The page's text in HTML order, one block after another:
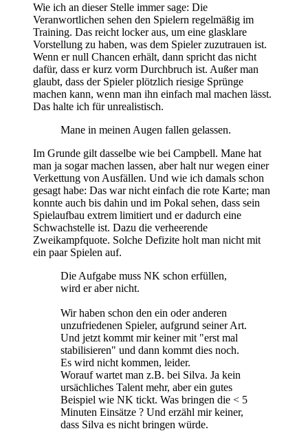
Wie ich an dieser Stelle immer sage: Die
Veranwortlichen sehen den Spielern regelmäßig im
Training. Das reicht locker aus, um eine glasklare
Vorstellung zu haben, was dem Spieler zuzutrauen ist.
Wenn er null Chancen erhält, dann spricht das nicht
dafür, dass er kurz vorm Durchbruch ist. Außer man
glaubt, dass der Spieler plötzlich riesige Sprünge
machen kann, wenn man ihn einfach mal machen lässt.
Das halte ich für unrealistisch.
Mane in meinen Augen fallen gelassen.
Im Grunde gilt dasselbe wie bei Campbell. Mane hat
man ja sogar machen lassen, aber halt nur wegen einer
Verkettung von Ausfällen. Und wie ich damals schon
gesagt habe: Das war nicht einfach die rote Karte; man
konnte auch bis dahin und im Pokal sehen, dass sein
Spielaufbau extrem limitiert und er dadurch eine
Schwachstelle ist. Dazu die verheerende
Zweikampfquote. Solche Defizite holt man nicht mit
ein paar Spielen auf.
Die Aufgabe muss NK schon erfüllen,
wird er aber nicht.
Wir haben schon den ein oder anderen
unzufriedenen Spieler, aufgrund seiner Art.
Und jetzt kommt mir keiner mit "erst mal
stabilisieren" und dann kommt dies noch.
Es wird nicht kommen, leider.
Worauf wartet man z.B. bei Silva. Ja kein
ursächliches Talent mehr, aber ein gutes
Beispiel wie NK tickt. Was bringen die < 5
Minuten Einsätze ? Und erzähl mir keiner,
dass Silva es nicht bringen würde.